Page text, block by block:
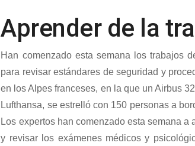
Aprender de la
Han comenzado esta semana los trabajos
para revisar estándares de seguridad y
en los Alpes franceses, en la que un Airbus
Lufthansa, se estrelló con 150 personas a
Los expertos han comenzado esta semana
y revisar los exámenes médicos y